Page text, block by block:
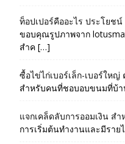
ท็อปเปอร์คืออะไร ประโยช
ขอบคุณรูปภาพจาก
สำค […]
ซื้อไข่ไก่เบอร์เล็ก-เบอร์ใหญ่
สำหรับคนที่ชอบอบขนมที่บ้า
แจกเคล็ดลับการออมเงิน ส
การเริ่มต้นทำงานและมีราย